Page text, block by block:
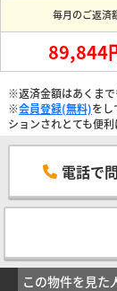
毎月のご返済
89,844
※返済金額はあくまで
※会員登録(無料)をし
ションされとても便利
電話で
この物件を見た